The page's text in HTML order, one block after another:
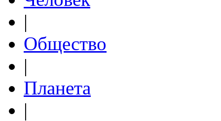
|
Общество
|
Планета
|